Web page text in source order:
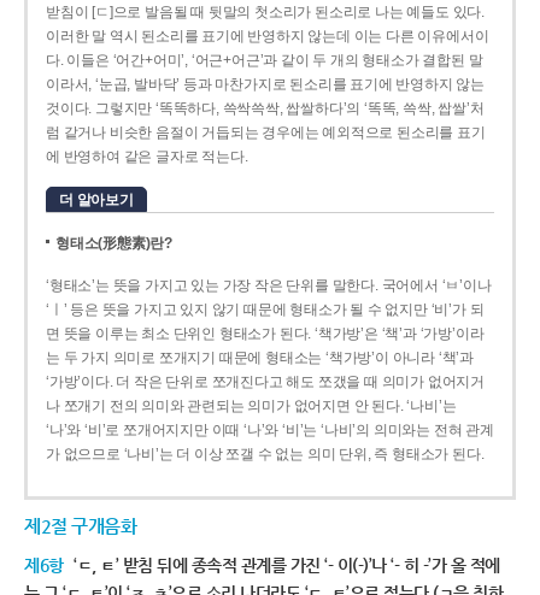
받침이 [ㄷ]으로 발음될 때 뒷말의 첫소리가 된소리로 나는 예들도 있다.
이러한 말 역시 된소리를 표기에 반영하지 않는데 이는 다른 이유에서이
다. 이들은 ‘어간+어미’, ‘어근+어근’과 같이 두 개의 형태소가 결합된 말
이라서, ‘눈곱, 발바닥’ 등과 마찬가지로 된소리를 표기에 반영하지 않는
것이다. 그렇지만 ‘똑똑하다, 쓱싹쓱싹, 쌉쌀하다’의 ‘똑똑, 쓱싹, 쌉쌀’처
럼 같거나 비슷한 음절이 거듭되는 경우에는 예외적으로 된소리를 표기
에 반영하여 같은 글자로 적는다.
더 알아보기
형태소(形態素)란?
‘형태소’는 뜻을 가지고 있는 가장 작은 단위를 말한다. 국어에서 ‘ㅂ’이나
‘ㅣ’ 등은 뜻을 가지고 있지 않기 때문에 형태소가 될 수 없지만 ‘비’가 되
면 뜻을 이루는 최소 단위인 형태소가 된다. ‘책가방’은 ‘책’과 ‘가방’이라
는 두 가지 의미로 쪼개지기 때문에 형태소는 ‘책가방’이 아니라 ‘책’과
‘가방’이다. 더 작은 단위로 쪼개진다고 해도 쪼갰을 때 의미가 없어지거
나 쪼개기 전의 의미와 관련되는 의미가 없어지면 안 된다. ‘나비’는
‘나’와 ‘비’로 쪼개어지지만 이때 ‘나’와 ‘비’는 ‘나비’의 의미와는 전혀 관계
가 없으므로 ‘나비’는 더 이상 쪼갤 수 없는 의미 단위, 즉 형태소가 된다.
제2절 구개음화
제6항 ‘ㄷ, ㅌ’ 받침 뒤에 종속적 관계를 가진 ‘- 이(-)’나 ‘- 히 -’가 올 적에